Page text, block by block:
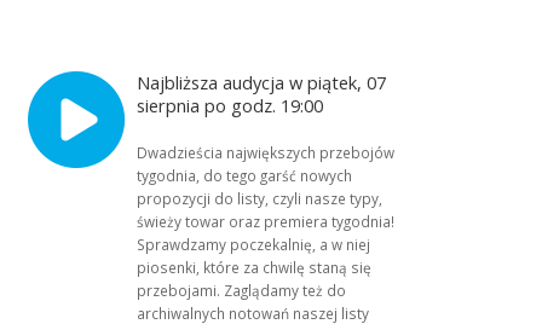
Najbliższa audycja w piątek, 07
sierpnia po godz. 19:00
Dwadzieścia największych przebojów
tygodnia, do tego garść nowych
propozycji do listy, czyli nasze typy,
świeży towar oraz premiera tygodnia!
Sprawdzamy poczekalnię, a w niej
piosenki, które za chwilę staną się
przebojami. Zaglądamy też do
archiwalnych notowań naszej listy